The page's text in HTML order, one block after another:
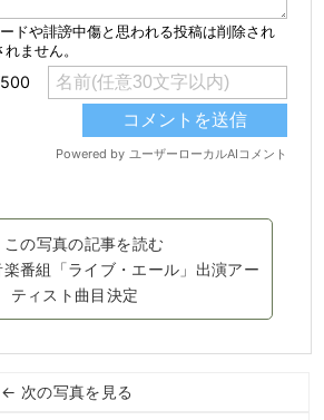
この写真の記事を読む
番組「ライブ・エール」出演アー
ティスト曲目決定
← 次の写真を見る